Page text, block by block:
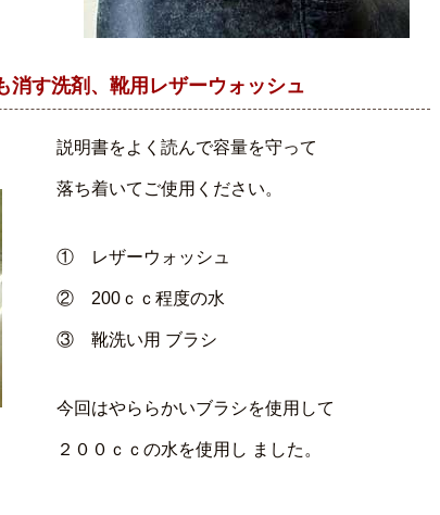
消す洗剤、靴用レザーウォッシュ
説明書をよく読んで容量を守って
落ち着いてご使用ください。
① レザーウォッシュ
② 200ｃｃ程度の水
③ 靴洗い用 ブラシ
今回はやららかいブラシを使用して
２００ｃｃの水を使用し ました。